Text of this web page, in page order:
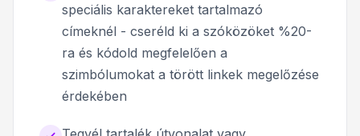
speciális karaktereket tartalmazó
címeknél - cseréld ki a szóközöket %20-
ra és kódold megfelelően a
szimbólumokat a törött linkek megelőzése
érdekében